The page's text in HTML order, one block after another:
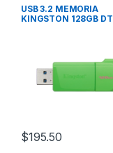
USB 3.2 MEMORIA
KINGSTON 128GB DT
$195.50